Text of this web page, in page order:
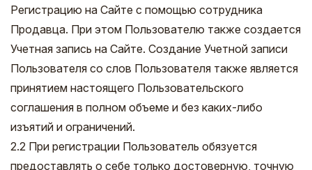
Регистрацию на Сайте с помощью сотрудника
Продавца. При этом Пользователю также создается
Учетная запись на Сайте. Создание Учетной записи
Пользователя со слов Пользователя также является
принятием настоящего Пользовательского
соглашения в полном объеме и без каких-либо
изъятий и ограничений.
2.2 При регистрации Пользователь обязуется
предоставлять о себе только достоверную, точную